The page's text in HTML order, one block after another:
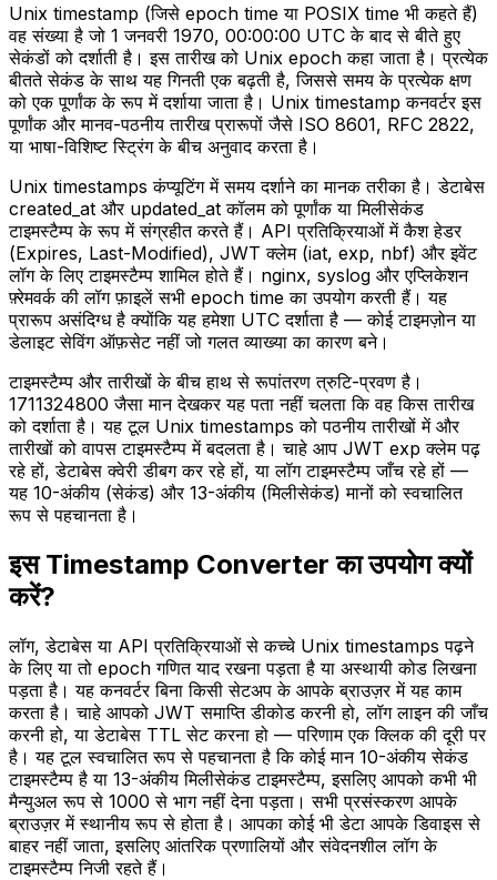
Unix timestamp (जिसे epoch time या POSIX time भी कहते हैं)
वह संख्या है जो 1 जनवरी 1970, 00:00:00 UTC के बाद से बीते हुए
सेकंडों को दर्शाती है। इस तारीख को Unix epoch कहा जाता है। प्रत्येक
बीतते सेकंड के साथ यह गिनती एक बढ़ती है, जिससे समय के प्रत्येक क्षण
को एक पूर्णांक के रूप में दर्शाया जाता है। Unix timestamp कनवर्टर इस
पूर्णांक और मानव-पठनीय तारीख प्रारूपों जैसे ISO 8601, RFC 2822,
या भाषा-विशिष्ट स्ट्रिंग के बीच अनुवाद करता है।
Unix timestamps कंप्यूटिंग में समय दर्शाने का मानक तरीका है। डेटाबेस
created_at और updated_at कॉलम को पूर्णांक या मिलीसेकंड
टाइमस्टैम्प के रूप में संग्रहीत करते हैं। API प्रतिक्रियाओं में कैश हेडर
(Expires, Last-Modified), JWT क्लेम (iat, exp, nbf) और इवेंट
लॉग के लिए टाइमस्टैम्प शामिल होते हैं। nginx, syslog और एप्लिकेशन
फ़्रेमवर्क की लॉग फ़ाइलें सभी epoch time का उपयोग करती हैं। यह
प्रारूप असंदिग्ध है क्योंकि यह हमेशा UTC दर्शाता है — कोई टाइमज़ोन या
डेलाइट सेविंग ऑफ़सेट नहीं जो गलत व्याख्या का कारण बने।
टाइमस्टैम्प और तारीखों के बीच हाथ से रूपांतरण त्रुटि-प्रवण है।
1711324800 जैसा मान देखकर यह पता नहीं चलता कि वह किस तारीख
को दर्शाता है। यह टूल Unix timestamps को पठनीय तारीखों में और
तारीखों को वापस टाइमस्टैम्प में बदलता है। चाहे आप JWT exp क्लेम पढ़
रहे हों, डेटाबेस क्वेरी डीबग कर रहे हों, या लॉग टाइमस्टैम्प जाँच रहे हों —
यह 10-अंकीय (सेकंड) और 13-अंकीय (मिलीसेकंड) मानों को स्वचालित
रूप से पहचानता है।
इस Timestamp Converter का उपयोग क्यों
करें?
लॉग, डेटाबेस या API प्रतिक्रियाओं से कच्चे Unix timestamps पढ़ने
के लिए या तो epoch गणित याद रखना पड़ता है या अस्थायी कोड लिखना
पड़ता है। यह कनवर्टर बिना किसी सेटअप के आपके ब्राउज़र में यह काम
करता है। चाहे आपको JWT समाप्ति डीकोड करनी हो, लॉग लाइन की जाँच
करनी हो, या डेटाबेस TTL सेट करना हो — परिणाम एक क्लिक की दूरी पर
है। यह टूल स्वचालित रूप से पहचानता है कि कोई मान 10-अंकीय सेकंड
टाइमस्टैम्प है या 13-अंकीय मिलीसेकंड टाइमस्टैम्प, इसलिए आपको कभी भी
मैन्युअल रूप से 1000 से भाग नहीं देना पड़ता। सभी प्रसंस्करण आपके
ब्राउज़र में स्थानीय रूप से होता है। आपका कोई भी डेटा आपके डिवाइस से
बाहर नहीं जाता, इसलिए आंतरिक प्रणालियों और संवेदनशील लॉग के
टाइमस्टैम्प निजी रहते हैं।